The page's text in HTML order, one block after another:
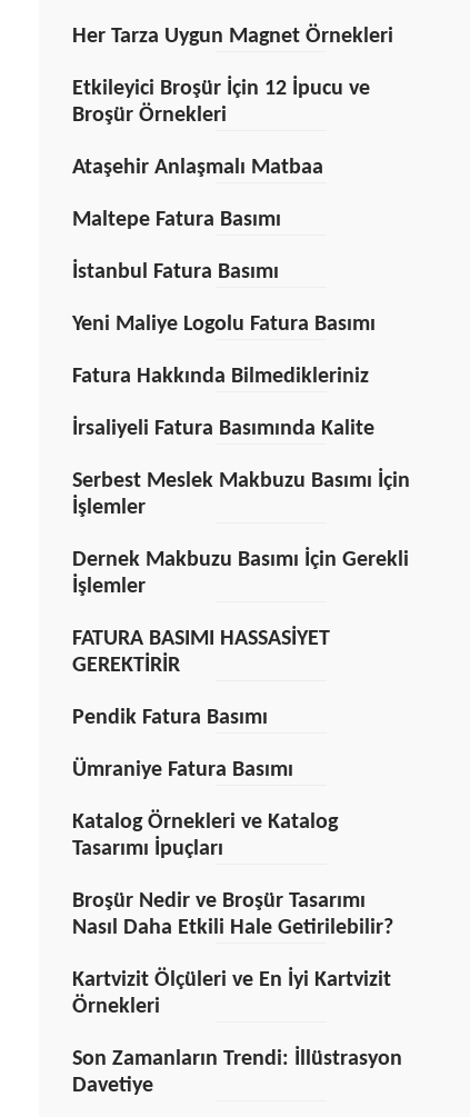
Her Tarza Uygun Magnet Örnekleri
Etkileyici Broşür İçin 12 İpucu ve
Broşür Örnekleri
Ataşehir Anlaşmalı Matbaa
Maltepe Fatura Basımı
İstanbul Fatura Basımı
Yeni Maliye Logolu Fatura Basımı
Fatura Hakkında Bilmedikleriniz
İrsaliyeli Fatura Basımında Kalite
Serbest Meslek Makbuzu Basımı İçin
İşlemler
Dernek Makbuzu Basımı İçin Gerekli
İşlemler
FATURA BASIMI HASSASİYET
GEREKTİRİR
Pendik Fatura Basımı
Ümraniye Fatura Basımı
Katalog Örnekleri ve Katalog
Tasarımı İpuçları
Broşür Nedir ve Broşür Tasarımı
Nasıl Daha Etkili Hale Getirilebilir?
Kartvizit Ölçüleri ve En İyi Kartvizit
Örnekleri
Son Zamanların Trendi: İllüstrasyon
Davetiye